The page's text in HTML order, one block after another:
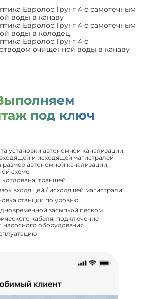
Евролос Грунт 4 с самотечным
воды в канаву
Евролос Грунт 4 с самотечным
воды в колодец
Евролос Грунт 4 с
очищенной воды в канаву
под ключ
установки автономной канализации,
и исходящей магистралей
размер автономной канализации,
схеме
траншей
входящей / исходящей магистрали
станции по уровню
засыпкой песком
кабеля, подключение
насосного оборудования